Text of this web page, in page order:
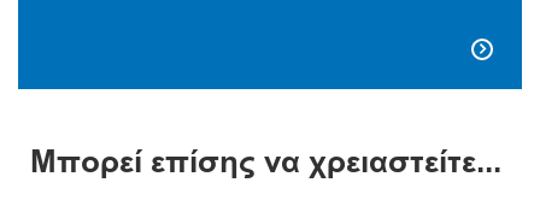

Μπορεί επίσης να χρειαστείτε...